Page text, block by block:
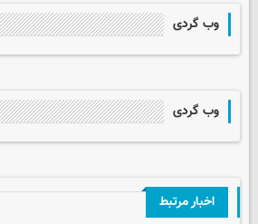
وب گردی
وب گردی
اخبار مرتبط